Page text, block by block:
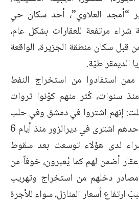
“أمجد العلاوي”، أحد سكان حي
شراء مرتفعة للعقارات بشكل عام،
قبل سكان منطقة الجزيرة، الواقعة
استفادوا من استخراج النفط
سنوات، كُثر منهم كوّنوا ثروات
إنهم اشتروا في دمشق وفي حلب
وغيرها من محافظات، أحدهم اشترى في ديرالزور منذ أيام 6
لدى هؤلاء توسعت بعد سقوط
أضمن لهم كما يُعبرون، خوفاً من
مصادر دخلهم من استخراج وتهريب
ارتفاع أسعار المنازل، سواء للأجرة